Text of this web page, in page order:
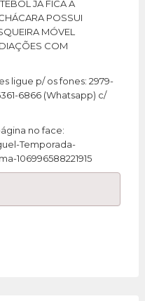
JÁ FICA A
POSSUI
MÓVEL
COM
ligue p/ os fones: 2979-
6866 (Whatsapp) c/
no face:
Temporada-
106996588221915